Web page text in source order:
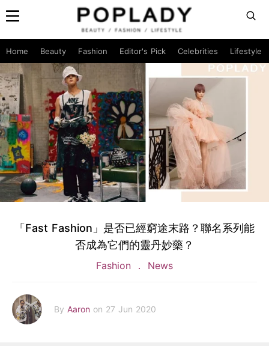
Home Beauty Fashion Editor's Pick Celebrities Lifestyle
「Fast Fashion」是否已經窮途末路？聯名系列能
否成為它們的靈丹妙藥？
Fashion News
By Aaron on 27 Jun 2020